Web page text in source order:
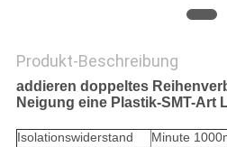
Produkt-Beschreibung
addieren doppeltes
Neigung eine Plastik-SMT-Art
Isolationswiderstand
Minute